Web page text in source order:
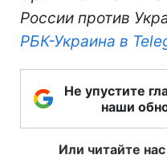
России против
РБК-Украина в
Не упустите
наши
Или читайте